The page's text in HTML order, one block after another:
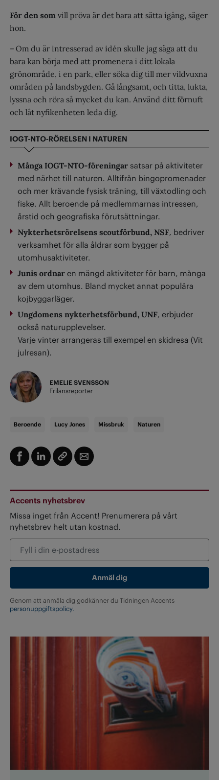
För den som vill pröva är det bara att sätta igång, säger
hon.
– Om du är intresserad av idén skulle jag säga att du
bara kan börja med att promenera i ditt lokala
grönområde, i en park, eller söka dig till mer vildvuxna
områden på landsbygden. Gå långsamt, och titta, lukta,
lyssna och röra så mycket du kan. Använd ditt förnuft
och låt nyfikenheten leda dig.
IOGT-NTO-RÖRELSEN I NATUREN
Många IOGT-NTO-föreningar satsar på aktiviteter
med närhet till naturen. Alltifrån bingopromenader
och mer krävande fysisk träning, till växtodling och
fiske. Allt beroende på medlemmarnas intressen,
årstid och geografiska förutsättningar.
Nykterhetsrörelsens scoutförbund, NSF, bedriver
verksamhet för alla åldrar som bygger på
utomhusaktiviteter.
Junis ordnar en mängd aktiviteter för barn, många
av dem utomhus. Bland mycket annat populära
kojbyggarläger.
Ungdomens nykterhetsförbund, UNF, erbjuder
också naturupplevelser.
Varje vinter arrangeras till exempel en skidresa (Vit
julresan).
EMELIE SVENSSON
Frilansreporter
Beroende Lucy Jones Missbruk Naturen
Accents nyhetsbrev
Missa inget från Accent! Prenumerera på vårt
nyhetsbrev helt utan kostnad.
Genom att anmäla dig godkänner du Tidningen Accents
personuppgiftspolicy.